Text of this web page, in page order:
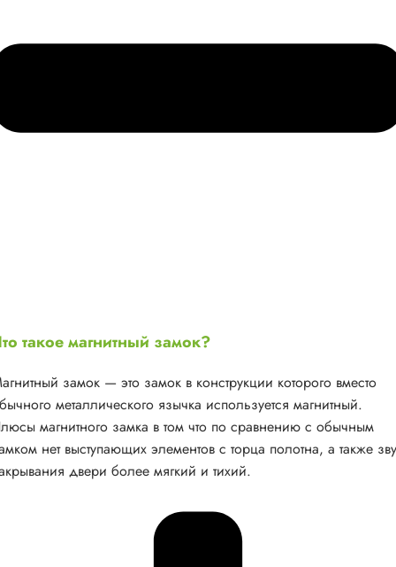
такое магнитный замок?
замок — это замок в конструкции которого вместо
металлического язычка используется магнитный.
магнитного замка в том что по сравнению с обычным
нет выступающих элементов с торца полотна, а также
двери более мягкий и тихий.